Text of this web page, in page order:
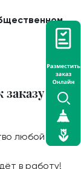
любой
в работу!